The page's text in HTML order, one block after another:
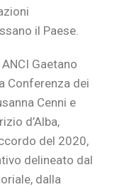
il Paese.
Gaetano
Conferenza dei
Cenni e
d’Alba,
del 2020,
delineato dal
dalla